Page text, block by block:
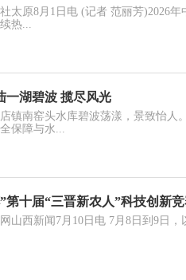
原8月1日电 (记者 范丽芳)2026年
热...
一湖碧波 揽尽风光
镇南窑头水库碧波荡漾，景致怡人
保障与水...
第十届“三晋新农人”科技创新
西新闻7月10日电 7月8日到9日，